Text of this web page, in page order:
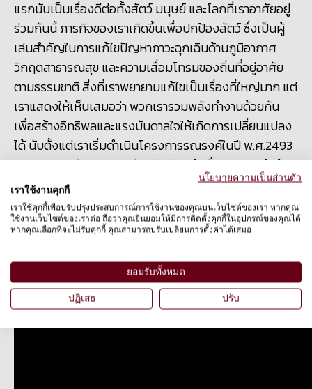
แรกนับเป็นเรื่องดีต่อทั้งสัตว์ มนุษย์ และโลกที่เราอาศัยอยู่
ร่วมกันนี้ ภารกิจของเราเกิดขึ้นเพื่อปกป้องสัตว์ ซึ่งเป็นผู้
เล่นสำคัญในการแก้ไขปัญหาภาวะฉุกเฉินด้านภูมิอากาศ
วิกฤตสาธารณสุข และความเสื่อมโทรมของถิ่นที่อยู่อาศัย
ตามธรรมชาติ สิ่งที่เราพยายามแก้ไขเป็นเรื่องที่ใหญ่มาก แต่
เราแสดงให้เห็นเสมอว่า พวกเรารวมพลังทำงานด้วยกัน
เพื่อสร้างอิทธิพลและแรงบันดาลใจให้เกิดการเปลี่ยนแปลง
ได้ นับตั้งแต่เราเริ่มดำเนินโครงการรณรงค์ในปี พ.ศ.2493
เราช่วยยกระดับคุณภาพชีวิตสัตว์มาแล้วทั่วโลก และทำให้
หลายพันล้านชีวิตหลุดพ้นจากวงจรการถูกทำทารุณกรรม
ด้วยการแก้ไขต้นตอของปัญหา
นโยบายความเป็นส่วนตัว
เราใช้งานคุกกี้
เราใช้คุกกี้เพื่อปรับปรุงประสบการณ์การใช้งานของคุณบนเว็บไซต์ของเรา หากคุณ
ใช้งานเว็บไซต์ของเราต่อ ถือว่าคุณยินยอมให้มีการติดตั้งคุกกี้ในอุปกรณ์ของคุณได้
หากคุณเลือกที่จะไม่รับคุกกี้ คุณสามารถปรับเปลี่ยนการตั้งค่าได้เสมอ
ยอมรับทั้งหมด
ปฏิเสธ ปรับ